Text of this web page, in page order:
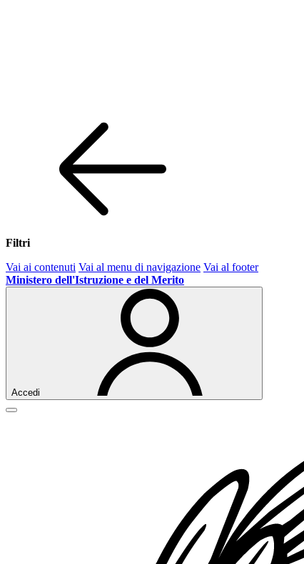
Filtri
Vai ai contenuti Vai al menu di navigazione Vai al footer
Ministero dell'Istruzione e del Merito
Accedi